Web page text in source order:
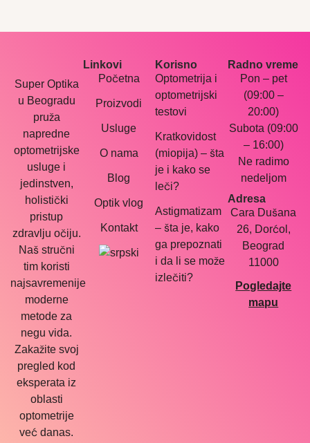
Super Optika
u Beogradu
pruža
napredne
optometrijske
usluge i
jedinstven,
holistički
pristup
zdravlju očiju.
Naš stručni
tim koristi
najsavremenije
moderne
metode za
negu vida.
Zakažite svoj
pregled kod
eksperata iz
oblasti
optometrije
već danas.
Linkovi
Početna
Proizvodi
Usluge
O nama
Blog
Optik vlog
Kontakt
Korisno
Optometrija i
optometrijski
testovi
Kratkovidost
(miopija) – šta
je i kako se
leči?
Astigmatizam
– šta je, kako
ga prepoznati
i da li se može
izlečiti?
Radno vreme
Pon – pet
(09:00 –
20:00)
Subota (09:00
– 16:00)
Ne radimo
nedeljom
Adresa
Cara Dušana
26, Dorćol,
Beograd
11000
Pogledajte
mapu